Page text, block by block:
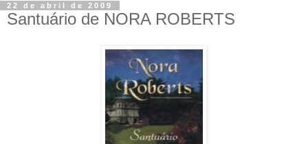
22 de abril de 2009
Santuário de NORA ROBERTS